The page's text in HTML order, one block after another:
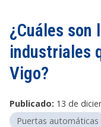
¿Cuáles son
industriales
Vigo?
Publicado: 13 de
Puertas automáticas